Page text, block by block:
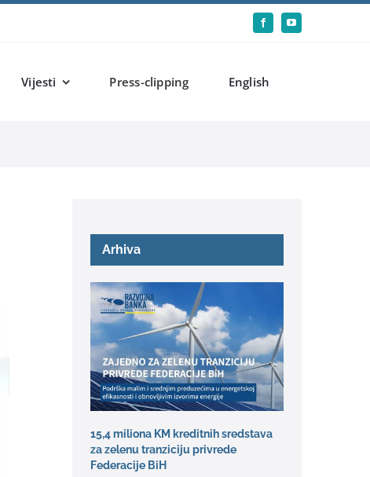
Vijesti Press-clipping English
Arhiva
15,4 miliona KM kreditnih sredstava
za zelenu tranziciju privrede
Federacije BiH